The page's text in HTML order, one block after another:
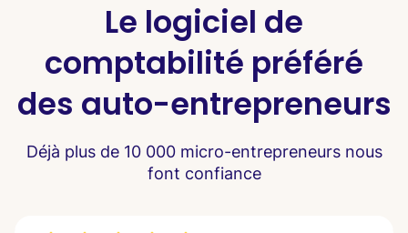
Le logiciel de
comptabilité préféré
des auto-entrepreneurs
Déjà plus de 10 000 micro-entrepreneurs nous
font confiance